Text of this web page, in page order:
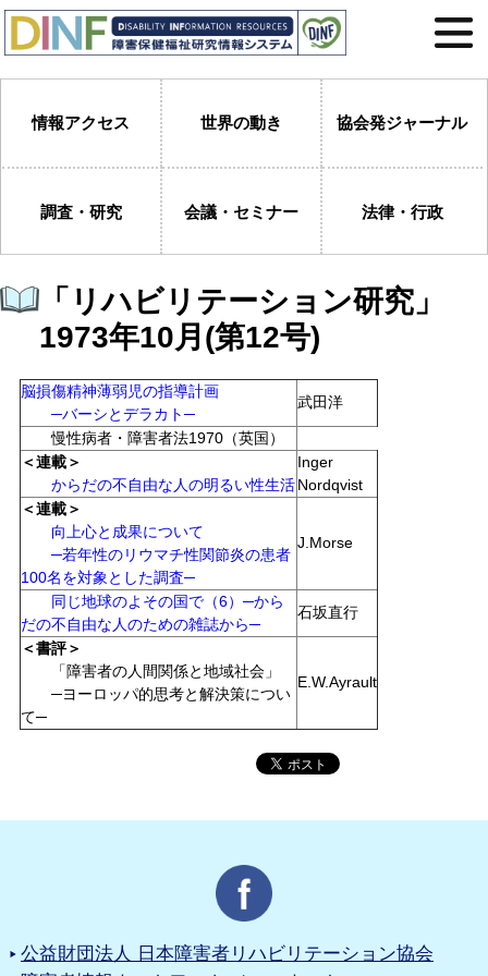
情報アクセス 世界の動き 協会発ジャーナル
調査・研究 会議・セミナー 法律・行政
「リハビリテーション研究」
1973年10月(第12号)
脳損傷精神薄弱児の指導計画
─バーシとデラカト─
武田洋
慢性病者・障害者法1970（英国）
＜連載＞
からだの不自由な人の明るい性生活
Inger
Nordqvist
＜連載＞
向上心と成果について
─若年性のリウマチ性関節炎の患者
100名を対象とした調査─
J.Morse
同じ地球のよその国で（6）─から
だの不自由な人のための雑誌から─
石坂直行
＜書評＞
「障害者の人間関係と地域社会」
─ヨーロッパ的思考と解決策につい
て─
E.W.Ayrault
公益財団法人 日本障害者リハビリテーション協会